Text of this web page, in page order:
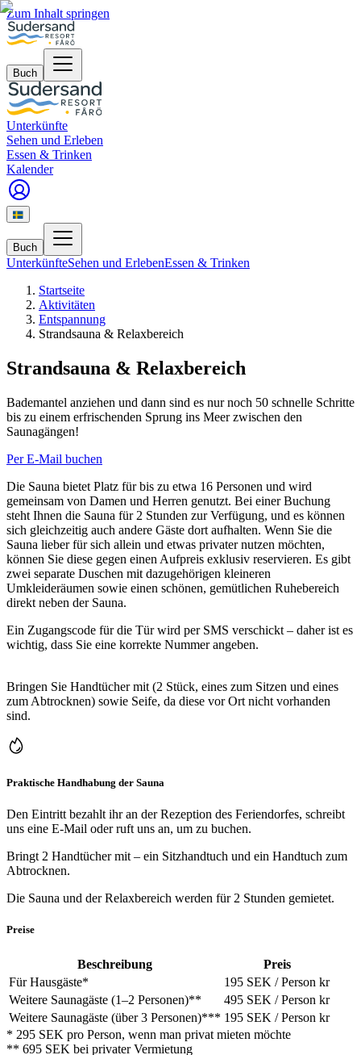
Zum Inhalt springen
Buch
Unterkünfte
Sehen und Erleben
Essen & Trinken
Kalender
Buch
UnterkünfteSehen und ErlebenEssen & Trinken
Startseite
Aktivitäten
Entspannung
Strandsauna & Relaxbereich
Strandsauna & Relaxbereich
Bademantel anziehen und dann sind es nur noch 50 schnelle Schritte
bis zu einem erfrischenden Sprung ins Meer zwischen den
Saunagängen!
Per E-Mail buchen
Die Sauna bietet Platz für bis zu etwa 16 Personen und wird
gemeinsam von Damen und Herren genutzt. Bei einer Buchung
steht Ihnen die Sauna für 2 Stunden zur Verfügung, und es können
sich gleichzeitig auch andere Gäste dort aufhalten. Wenn Sie die
Sauna lieber für sich allein und etwas privater nutzen möchten,
können Sie diese gegen einen Aufpreis exklusiv reservieren. Es gibt
zwei separate Duschen mit dazugehörigen kleineren
Umkleideräumen sowie einen schönen, gemütlichen Ruhebereich
direkt neben der Sauna.
Ein Zugangscode für die Tür wird per SMS verschickt – daher ist es
wichtig, dass Sie eine korrekte Nummer angeben.
Bringen Sie Handtücher mit (2 Stück, eines zum Sitzen und eines
zum Abtrocknen) sowie Seife, da diese vor Ort nicht vorhanden
sind.
Praktische Handhabung der Sauna
Den Eintritt bezahlt ihr an der Rezeption des Feriendorfes, schreibt
uns eine E‑Mail oder ruft uns an, um zu buchen.
Bringt 2 Handtücher mit – ein Sitzhandtuch und ein Handtuch zum
Abtrocknen.
Die Sauna und der Relaxbereich werden für 2 Stunden gemietet.
Preise
Beschreibung
Preis
Für Hausgäste* 195 SEK / Person kr
Weitere Saunagäste (1–2 Personen)** 495 SEK / Person kr
Weitere Saunagäste (über 3 Personen)*** 195 SEK / Person kr
* 295 SEK pro Person, wenn man privat mieten möchte
** 695 SEK bei privater Vermietung